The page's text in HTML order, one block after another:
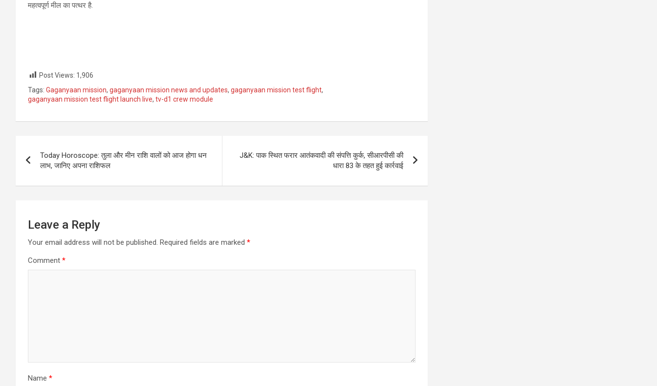
महत्वपूर्ण मील का पत्थर है.
Post Views: 1,906
Tags: Gaganyaan mission, gaganyaan mission news and updates, gaganyaan mission test flight,
gaganyaan mission test flight launch live, tv-d1 crew module
navigation
Today Horoscope: तुला और मीन राशि वालों को आज होगा धन
लाभ, जानिए अपना राशिफल
J&K: पाक स्थित फरार आतंकवादी की संपत्ति कुर्क, सीआरपीसी की
धारा 83 के तहत हुई कार्रवाई
Leave a Reply
Your email address will not be published. Required fields are marked *
Comment *
Name *